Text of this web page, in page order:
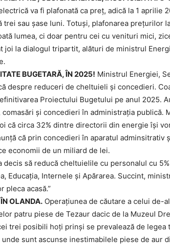
va fi plafonată ca preț, adică la 1 aprilie
trei sau șase luni. Totuși, plafonarea prețurilor
lumea, ci doar pentru cei cu venituri mici,
joi la dialogul tripartit, alături de ministrul
BUGETARĂ, ÎN 2025! Ministrul Energiei,
despre reduceri de cheltuieli și concedieri.
Proiectului Bugetului pe anul 2025.
comasări și concedieri în administrația publică.
că circa 32% dintre directorii din energie își
că prin concedieri în aparatul adminsitrativ
economii de un miliard de lei.
decis să reducă cheltuielile cu personalul cu
Educația, Internele și Apărarea. Succint,
pleca acasă.”
OLANDA. Operațiunea de căutare a celui de-
patru piese de Tezaur dacic de la Muzeul
trei posibili hoți prinși se prevalează de legea
sunt ascunse inestimabilele piese de aur